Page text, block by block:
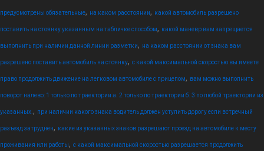
предусмотрены обязательные, на каком расстоянии, какой автомобиль разрешено
поставить на стоянку указанным на табличке способом, какой маневр вам запрещается
выполнить при наличии данной линии разметки, на каком расстоянии от знака вам
разрешено поставить автомобиль на стоянку, с какой максимальной скоростью вы имеете
право продолжить движение на легковом автомобиле с прицепом, вам можно выполнить
поворот налево: 1 только по траектории а. 2 только по траектории б. 3 по любой траектории из
указанных. , при наличии какого знака водитель должен уступить дорогу если встречный
разъезд затруднен, какие из указанных знаков разрешают проезд на автомобиле к месту
проживания или работы, с какой максимальной скоростью разрешается продолжить